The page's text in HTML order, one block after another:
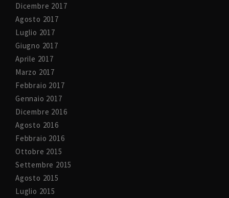
Dicembre 2017
Agosto 2017
Luglio 2017
Giugno 2017
Aprile 2017
Marzo 2017
Febbraio 2017
Gennaio 2017
Dicembre 2016
Agosto 2016
Febbraio 2016
Ottobre 2015
Settembre 2015
Agosto 2015
Luglio 2015